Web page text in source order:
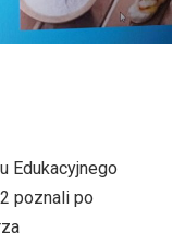
Edukacyjnego
poznali po